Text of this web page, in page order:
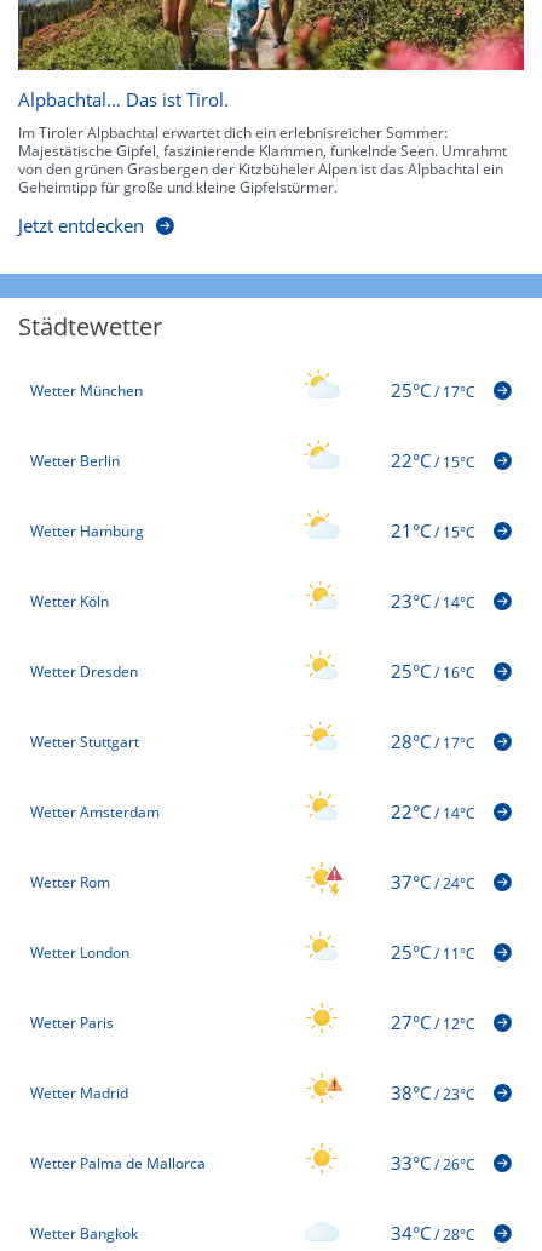
Alpbachtal… Das ist Tirol.
Im Tiroler Alpbachtal erwartet dich ein erlebnisreicher Sommer:
Majestätische Gipfel, faszinierende Klammen, funkelnde Seen. Umrahmt
von den grünen Grasbergen der Kitzbüheler Alpen ist das Alpbachtal ein
Geheimtipp für große und kleine Gipfelstürmer.
Jetzt entdecken
Städtewetter
Wetter München 25°C/17°C
Wetter Berlin 22°C/15°C
Wetter Hamburg 21°C/15°C
Wetter Köln 23°C/14°C
Wetter Dresden 25°C/16°C
Wetter Stuttgart 28°C/17°C
Wetter Amsterdam 22°C/14°C
Wetter Rom 37°C/24°C
Wetter London 25°C/11°C
Wetter Paris 27°C/12°C
Wetter Madrid 38°C/23°C
Wetter Palma de Mallorca 33°C/26°C
Wetter Bangkok 34°C/28°C